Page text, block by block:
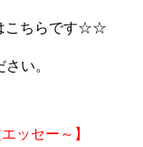
こちらです☆☆
い。
ッセー～】